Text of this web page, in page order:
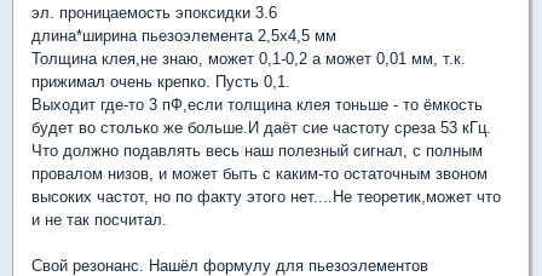
эл. проницаемость эпоксидки 3.6
длина*ширина пьезоэлемента 2,5х4,5 мм
Толщина клея,не знаю, может 0,1-0,2 а может 0,01 мм, т.к.
прижимал очень крепко. Пусть 0,1.
Выходит где-то 3 пФ,если толщина клея тоньше - то ёмкость
будет во столько же больше.И даёт сие частоту среза 53 кГц.
Что должно подавлять весь наш полезный сигнал, с полным
провалом низов, и может быть с каким-то остаточным звоном
высоких частот, но по факту этого нет....Не теоретик,может что
и не так посчитал.
Свой резонанс. Нашёл формулу для пьезоэлементов